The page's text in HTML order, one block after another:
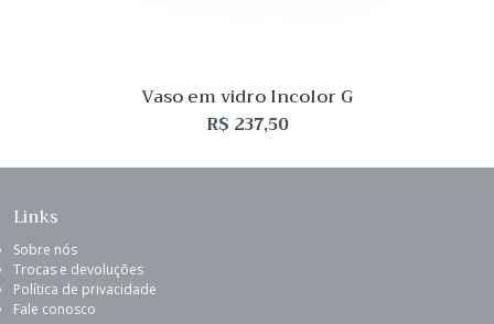
Vaso em vidro Incolor G
R$ 237,50
Links
Sobre nós
Trocas e devoluções
Política de privacidade
Fale conosco